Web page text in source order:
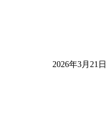
2026年3月21日